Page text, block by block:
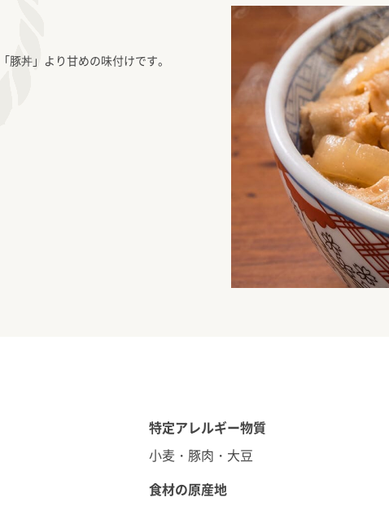
丼」より甘めの味付けです。
特定アレルギー物質
小麦・豚肉・大豆
食材の原産地